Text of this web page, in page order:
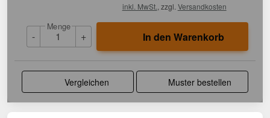
inkl. MwSt. , zzgl. Versandkosten
-
Menge
+ In den Warenkorb
Vergleichen Muster bestellen